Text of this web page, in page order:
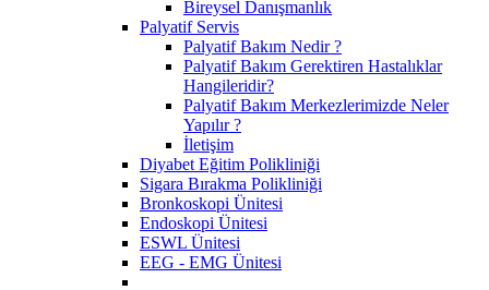
Bireysel Danışmanlık
Palyatif Servis
Palyatif Bakım Nedir ?
Palyatif Bakım Gerektiren Hastalıklar
Hangileridir?
Palyatif Bakım Merkezlerimizde Neler
Yapılır ?
İletişim
Diyabet Eğitim Polikliniği
Sigara Bırakma Polikliniği
Bronkoskopi Ünitesi
Endoskopi Ünitesi
ESWL Ünitesi
EEG - EMG Ünitesi